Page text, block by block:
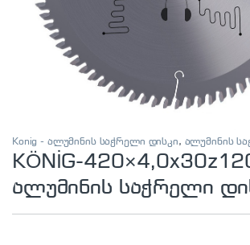
Konig - ალუმინის საჭრელი დისკი, ალუმინის
KÖNİG-
ალუმინის საჭრელი